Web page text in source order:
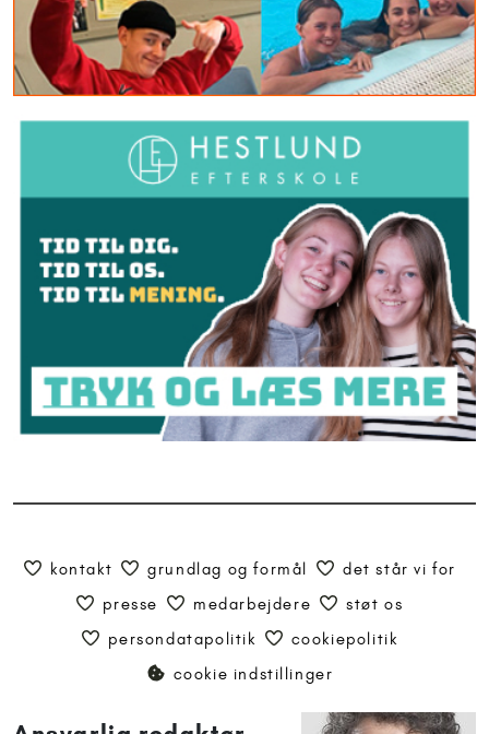
kontakt grundlag og formål
det står vi for
presse
medarbejdere
støt os
persondatapolitik
cookiepolitik
cookie indstillinger